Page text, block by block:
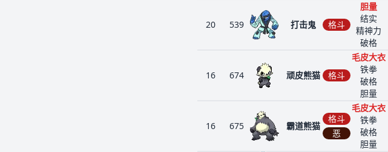
20 539 打击鬼 格斗
胆量
结实
精神力
破格
16 674 顽皮熊猫 格斗
毛皮大衣
铁拳
破格
胆量
16 675 霸道熊猫
格斗
恶
毛皮大衣
铁拳
破格
胆量